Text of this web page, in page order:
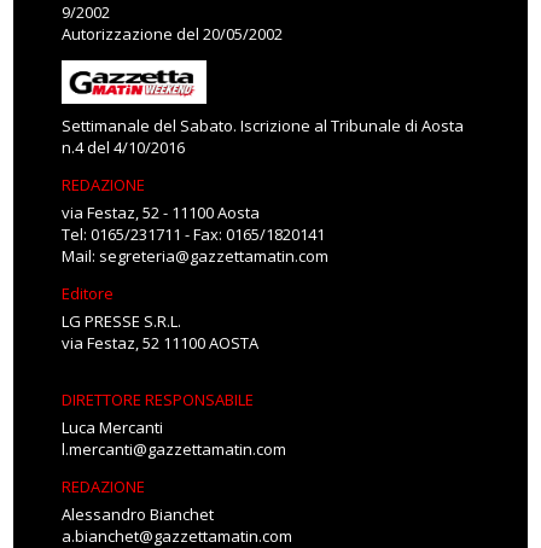
9/2002
Autorizzazione del 20/05/2002
Settimanale del Sabato. Iscrizione al Tribunale di Aosta
n.4 del 4/10/2016
REDAZIONE
via Festaz, 52 - 11100 Aosta
Tel: 0165/231711 - Fax: 0165/1820141
Mail: segreteria@gazzettamatin.com
Editore
LG PRESSE S.R.L.
via Festaz, 52 11100 AOSTA
DIRETTORE RESPONSABILE
Luca Mercanti
l.mercanti@gazzettamatin.com
REDAZIONE
Alessandro Bianchet
a.bianchet@gazzettamatin.com